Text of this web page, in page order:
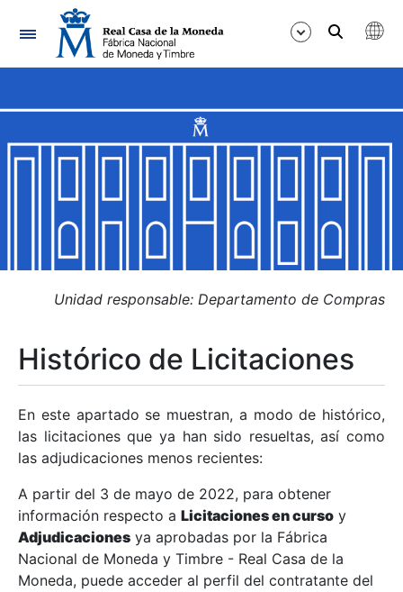
Navegación
Mostrar/Ocultar
Mostrar/Ocultar
Mostrar/Ocultar
Mostrar/Ocultar
Mostrar/Ocultar
Mostrar/Ocultar
Unidad responsable: Departamento de Compras
Histórico de Licitaciones
En este apartado se muestran, a modo de histórico,
las licitaciones que ya han sido resueltas, así como
las adjudicaciones menos recientes:
A partir del 3 de mayo de 2022, para obtener
información respecto a Licitaciones en curso y
Adjudicaciones ya aprobadas por la Fábrica
Nacional de Moneda y Timbre - Real Casa de la
Moneda, puede acceder al perfil del contratante del